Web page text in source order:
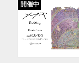
開催中